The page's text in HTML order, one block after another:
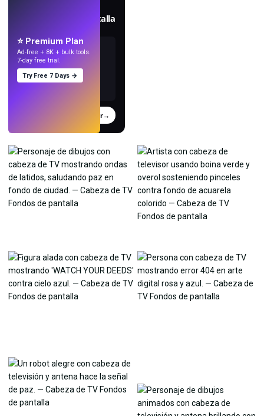
Crea fondos de pantalla
Probar→
⭐ Premium Plan
Ad-free + 8K + bulk tools.
7-day free trial.
Try Free 7 Days →